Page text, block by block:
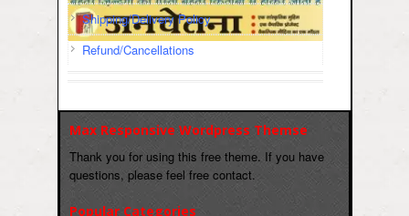
Shipping/Delivery Policy
Refund/Cancellations
Max Responsive Wordpress Themse
Thank you for using this free theme. If you have
questions, please feel free contact.
Popular Categories